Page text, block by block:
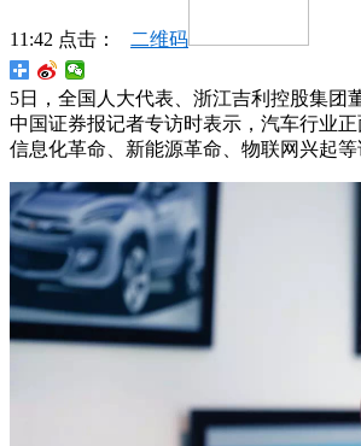
11:42 点击： 二维码
5日，全国人大代表、浙江吉利控股集团
中国证券报记者专访时表示，汽车行业正
信息化革命、新能源革命、物联网兴起等